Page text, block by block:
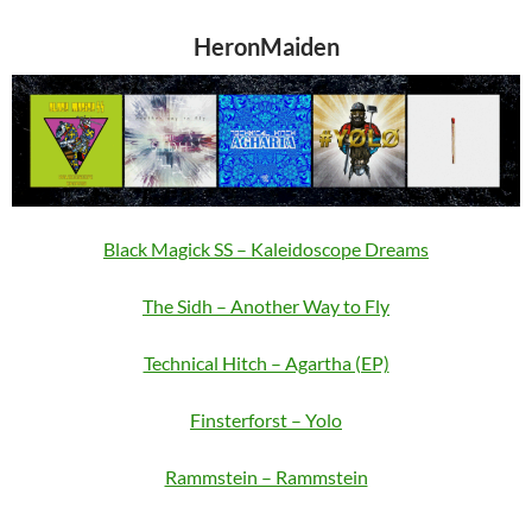
HeronMaiden
Black Magick SS – Kaleidoscope Dreams
The Sidh – Another Way to Fly
Technical Hitch – Agartha (EP)
Finsterforst – Yolo
Rammstein – Rammstein